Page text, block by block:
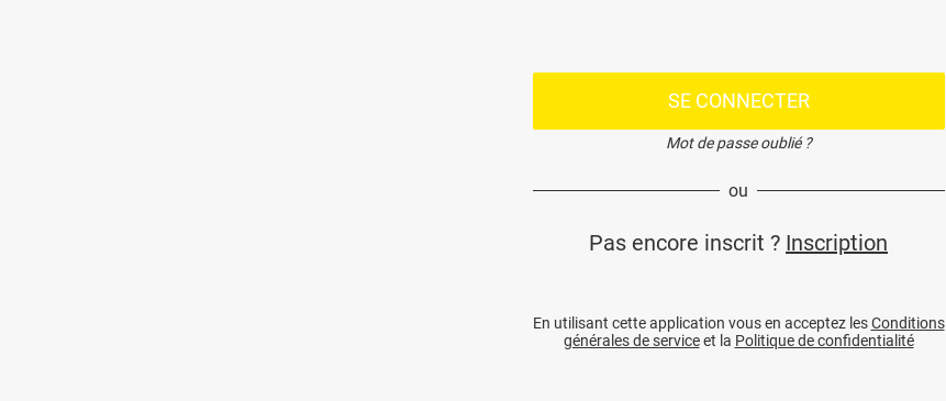
SE CONNECTER
Mot de passe oublié ?
ou
Pas encore inscrit ? Inscription
En utilisant cette application vous en acceptez lesConditions
générales de serviceet la Politique de confidentialité